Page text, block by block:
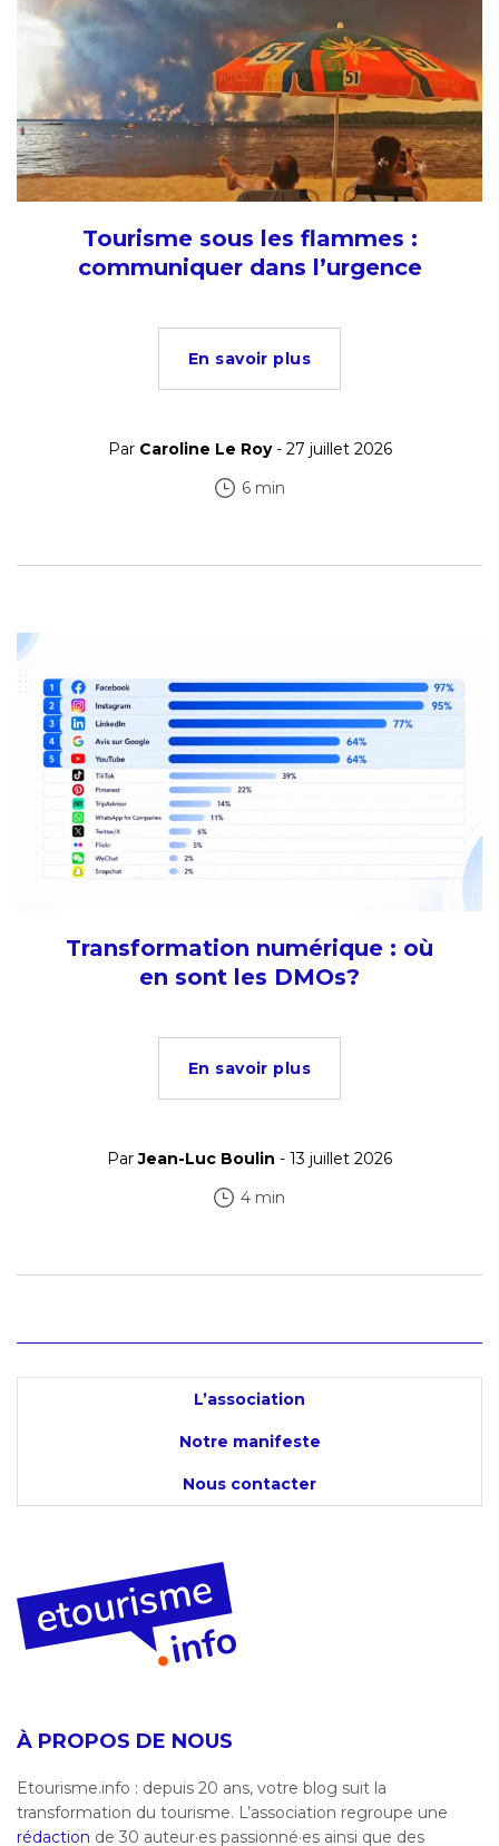
Tourisme sous les flammes :
communiquer dans l’urgence
En savoir plus
Par Caroline Le Roy- 27 juillet 2026
6 min
Transformation numérique : où
en sont les DMOs?
En savoir plus
ParJean-Luc Boulin - 13 juillet 2026
4 min
L’association
Notre manifeste
Nous contacter
À PROPOS DE NOUS
Etourisme.info : depuis 20 ans, votre blog suit la
transformation du tourisme. L’association regroupe une
rédaction de 30 auteur·es passionné·es ainsi que des